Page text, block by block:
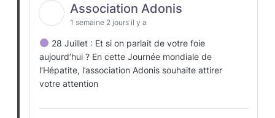
Association Adonis
1 semaine 2 jours il y a
28 Juillet : Et si on parlait de votre foie
aujourd’hui ? En cette Journée mondiale de
l’Hépatite, l’association Adonis souhaite attirer
votre attention